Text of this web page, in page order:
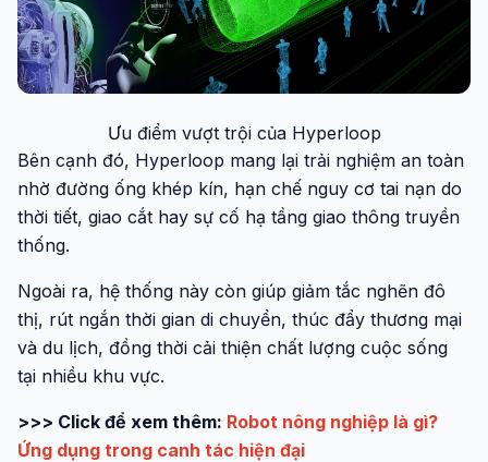
Ưu điểm vượt trội của Hyperloop
Bên cạnh đó, Hyperloop mang lại trải nghiệm an toàn
nhờ đường ống khép kín, hạn chế nguy cơ tai nạn do
thời tiết, giao cắt hay sự cố hạ tầng giao thông truyền
thống.
Ngoài ra, hệ thống này còn giúp giảm tắc nghẽn đô
thị, rút ngắn thời gian di chuyển, thúc đẩy thương mại
và du lịch, đồng thời cải thiện chất lượng cuộc sống
tại nhiều khu vực.
>>> Click để xem thêm: Robot nông nghiệp là gì?
Ứng dụng trong canh tác hiện đại